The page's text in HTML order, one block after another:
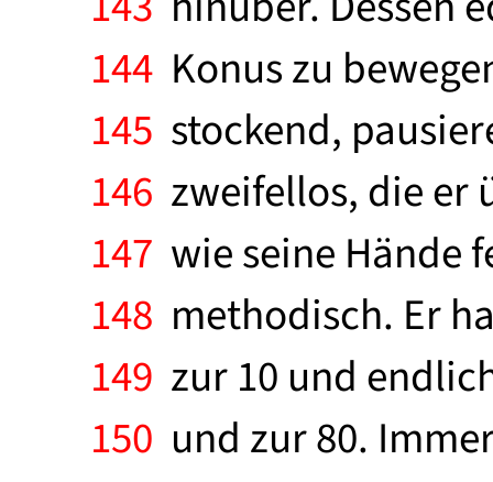
144 Konus zu
145 stockend,
146 zweifellos, die er
147 wie seine Hände
148 methodisch. Er
149 zur 10 und
150 und zur 80.